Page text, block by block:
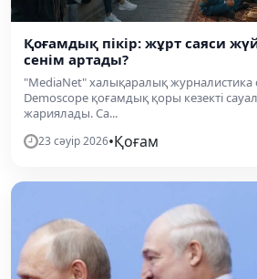
Қоғамдық пікір: жұрт саяси
сенім артады?
"MediaNet" халықаралық
Demoscope қоғамдық қоры кезекті
жариялады. Са...
23 сәуір 2026•Қоғам